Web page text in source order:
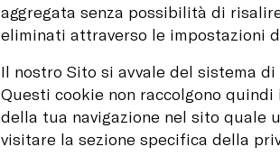
aggregata senza possibilità di
eliminati attraverso le impostazioni
Il nostro Sito si avvale del sistema
Questi cookie non raccolgono
della tua navigazione nel sito quale
visitare la sezione specifica della